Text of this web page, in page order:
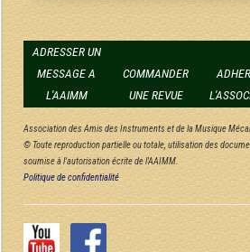
ADRESSER UN
MESSAGE A
L'AAIMM
COMMANDER
UNE REVUE
Association des Amis des Instruments et de la Musique
© Toute reproduction partielle ou totale, utilisation des
soumise à l'autorisation écrite de l'AAIMM.
Politique de confidentialité